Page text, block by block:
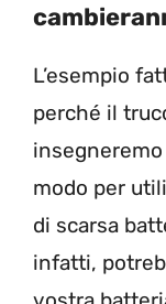
L’esempio
perché il
modo per
di scarsa
infatti,